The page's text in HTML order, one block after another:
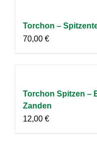
Torchon –
70,00 €
Torchon Spitzen –
Zanden
12,00 €